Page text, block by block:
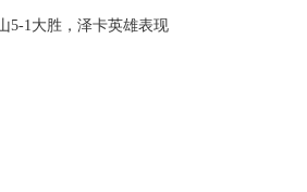
5-1大胜，泽卡英雄表现